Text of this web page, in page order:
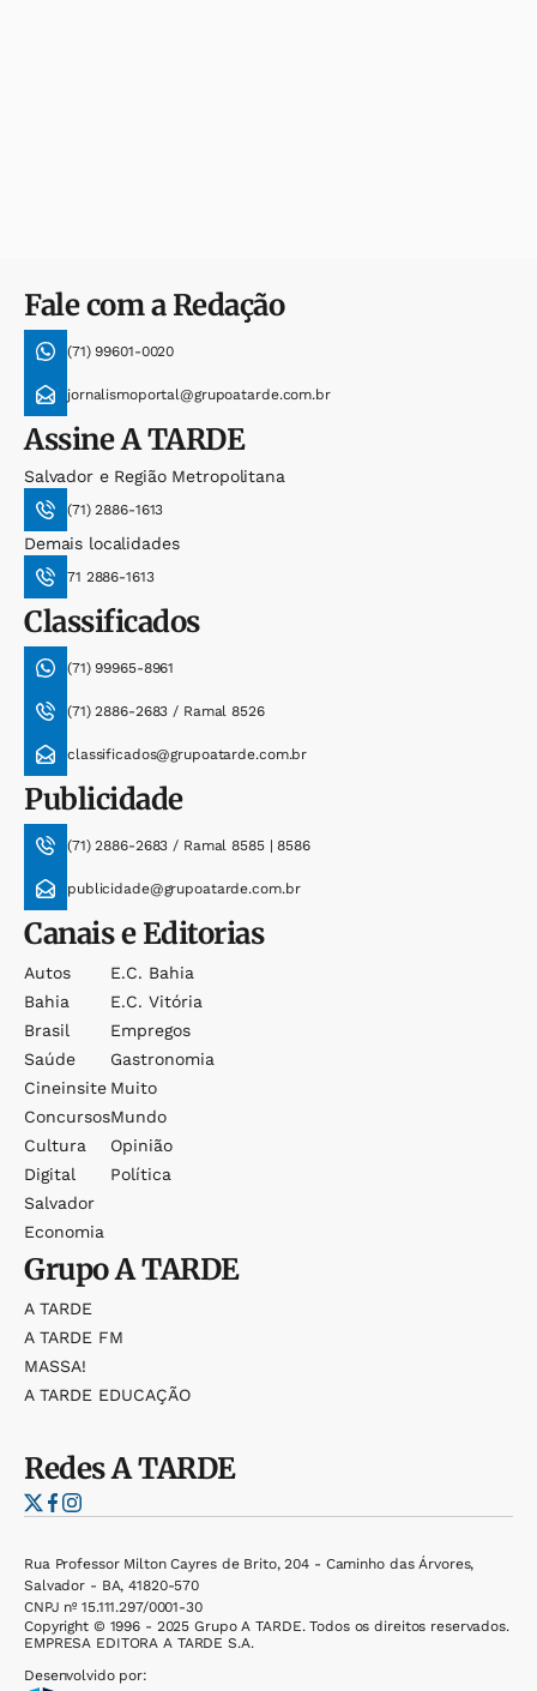
Fale com a Redação
(71) 99601-0020
jornalismoportal@grupoatarde.com.br
AssineA TARDE
Salvador e Região Metropolitana
(71) 2886-1613
Demais localidades
71 2886-1613
Classificados
(71) 99965-8961
(71) 2886-2683 / Ramal 8526
classificados@grupoatarde.com.br
Publicidade
(71) 2886-2683 / Ramal 8585 | 8586
publicidade@grupoatarde.com.br
Canais e Editorias
Autos
Bahia
Brasil
Saúde
Cineinsite
Concursos
Cultura
Digital
Salvador
Economia
E.c. Bahia
E.c. Vitória
Empregos
Gastronomia
Muito
Mundo
Opinião
Política
GrupoA TARDE
A TARDE
A TARDE FM
MASSA!
A TARDE EDUCAÇÃO
RedesA TARDE
Rua Professor Milton Cayres de Brito, 204 - Caminho das Árvores,
Salvador - BA, 41820-570
CNPJ nº 15.111.297/0001-30
Copyright © 1996 - 2025 Grupo A TARDE. Todos os direitos reservados.
EMPRESA EDITORA A TARDE S.A.
Desenvolvido por: